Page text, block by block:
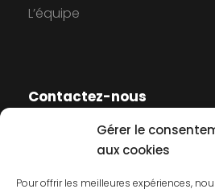
Gérer le
aux cookies
Pour offrir les meilleures expériences,
L’équipe
Contactez-nous
Contactez-nous
Mentions légales